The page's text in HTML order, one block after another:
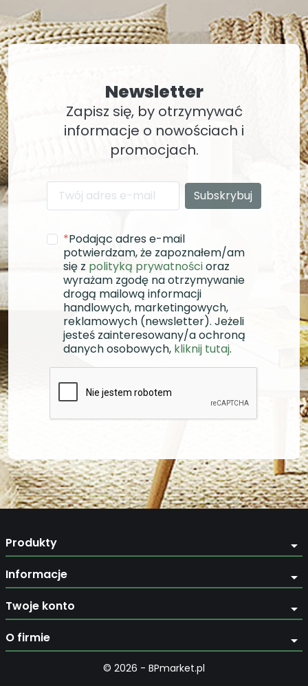
Newsletter
Zapisz się, by otrzymywać
informacje o nowościach i
promocjach.
*Podając adres e-mail
potwierdzam, że zapoznałem/am
się z polityką prywatnościoraz
wyrażam zgodę na otrzymywanie
drogą mailową informacji
handlowych, marketingowych,
reklamowych (newsletter). Jeżeli
jesteś zainteresowany/a ochroną
danych osobowych, kliknij tutaj.
Produkty arrow_drop_down
Informacje arrow_drop_down
Twoje konto arrow_drop_down
O firmie arrow_drop_down
© 2026 - BPmarket.pl